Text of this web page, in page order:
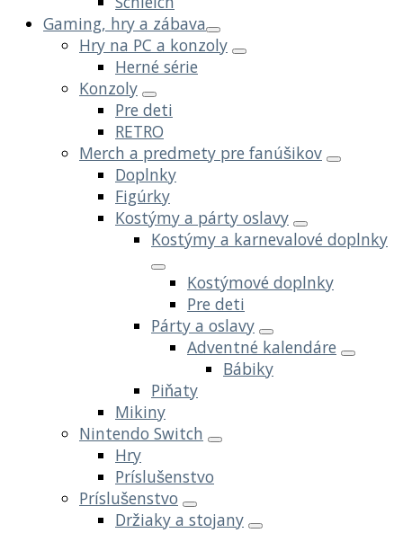
Gaming, hry a zábava
Hry na PC a konzoly
Herné série
Konzoly
Pre deti
RETRO
Merch a predmety pre fanúšikov
Doplnky
Figúrky
Kostýmy a párty oslavy
Kostýmy a karnevalové doplnky
Kostýmové doplnky
Pre deti
Párty a oslavy
Adventné kalendáre
Bábiky
Piňaty
Mikiny
Nintendo Switch
Hry
Príslušenstvo
Príslušenstvo
Držiaky a stojany